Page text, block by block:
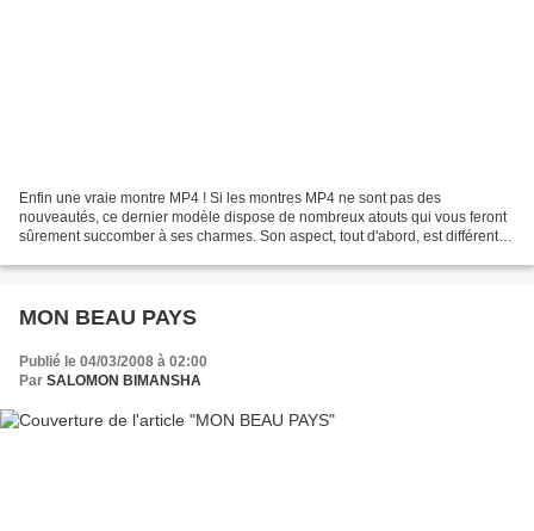
Enfin une vraie montre MP4 ! Si les montres MP4 ne sont pas des
nouveautés, ce dernier modèle dispose de nombreux atouts qui vous feront
sûrement succomber à ses charmes. Son aspect, tout d'abord, est différent
MON BEAU PAYS
Publié le 04/03/2008 à 02:00
Par SALOMON BIMANSHA